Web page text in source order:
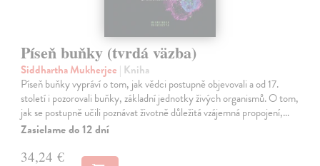
Píseň buňky (tvrdá väzba)
Siddhartha Mukherjee | Kniha
Píseň buňky vypráví o tom, jak vědci postupně objevovali a od 17.
století i pozorovali buňky, základní jednotky živých organismů. O tom,
jak se postupně učili poznávat životně důležitá vzájemná propojení,…
Zasielame do 12 dní
34,24 €